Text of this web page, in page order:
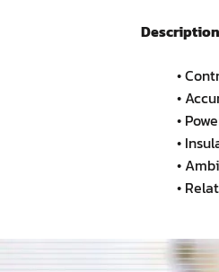
Description
•
•
•
•
•
•